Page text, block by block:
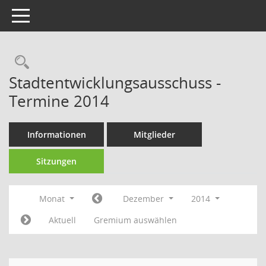
Toggle navigation
Rechercheauswahl
Stadtentwicklungsausschuss -
Termine 2014
Informationen Mitglieder
Sitzungen
Monat Dezember
2014
Aktuell
Gremium auswählen